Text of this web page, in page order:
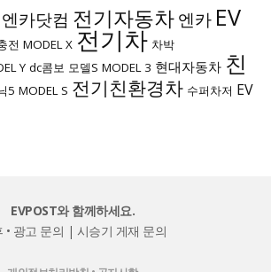
엔카닷컴 전기자동차 엔카 EV
전 MODEL X 전기차 차박
Y dc콤보 모델S MODEL 3 현대자동차 친
5 MODEL S 전기친환경차 수퍼차저 EV
EVPOST와 함께하세요.
• 광고 문의 | 시승기 게재 문의